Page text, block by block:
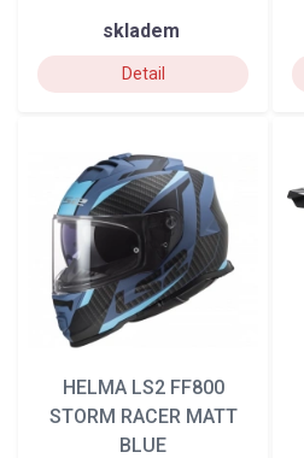
skladem
Detail
HELMA LS2 FF800
STORM RACER MATT
BLUE